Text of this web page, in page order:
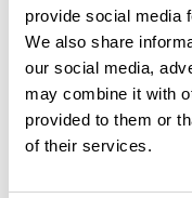
provide social media
We also share
our social media,
may combine it with
provided to them or
of their services.
Découvrez ce parcours